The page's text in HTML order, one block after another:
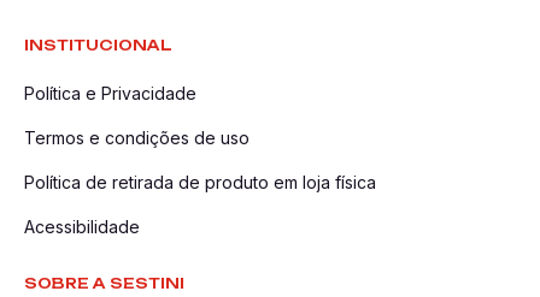
INSTITUCIONAL
Política e Privacidade
Termos e condições de uso
Política de retirada de produto em loja física
Acessibilidade
SOBRE A SESTINI